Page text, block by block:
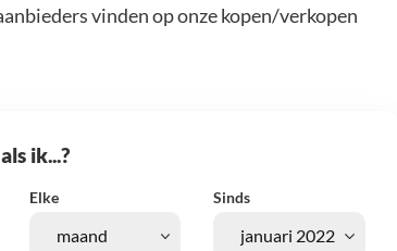
vinden op onze kopen/verkopen
ik...?
Elke Sinds